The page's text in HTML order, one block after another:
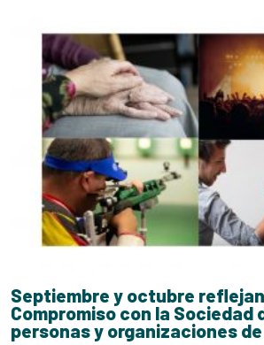
Septiembre y octubre
Compromiso con la Sociedad
personas y organizaciones de